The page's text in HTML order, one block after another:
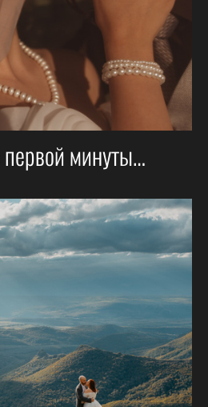
первой минуты…